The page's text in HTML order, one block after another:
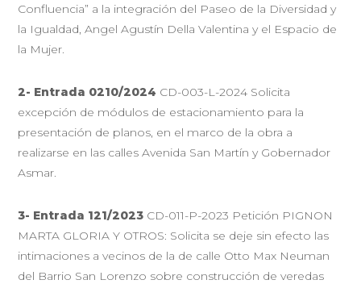
Confluencia” a la integración del Paseo de la Diversidad y
la Igualdad, Angel Agustín Della Valentina y el Espacio de
la Mujer.
2- Entrada 0210/2024 CD-003-L-2024 Solicita
excepción de módulos de estacionamiento para la
presentación de planos, en el marco de la obra a
realizarse en las calles Avenida San Martín y Gobernador
Asmar.
3- Entrada 121/2023 CD-011-P-2023 Petición PIGNON
MARTA GLORIA Y OTROS: Solicita se deje sin efecto las
intimaciones a vecinos de la de calle Otto Max Neuman
del Barrio San Lorenzo sobre construcción de veredas